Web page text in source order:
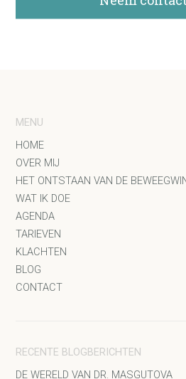
MENU
HOME
OVER MIJ
HET ONTSTAAN VAN DE
WAT IK DOE
AGENDA
TARIEVEN
KLACHTEN
BLOG
CONTACT
RECENTE BLOGBERICHTEN
DE WERELD VAN DR. MASGUTOVA